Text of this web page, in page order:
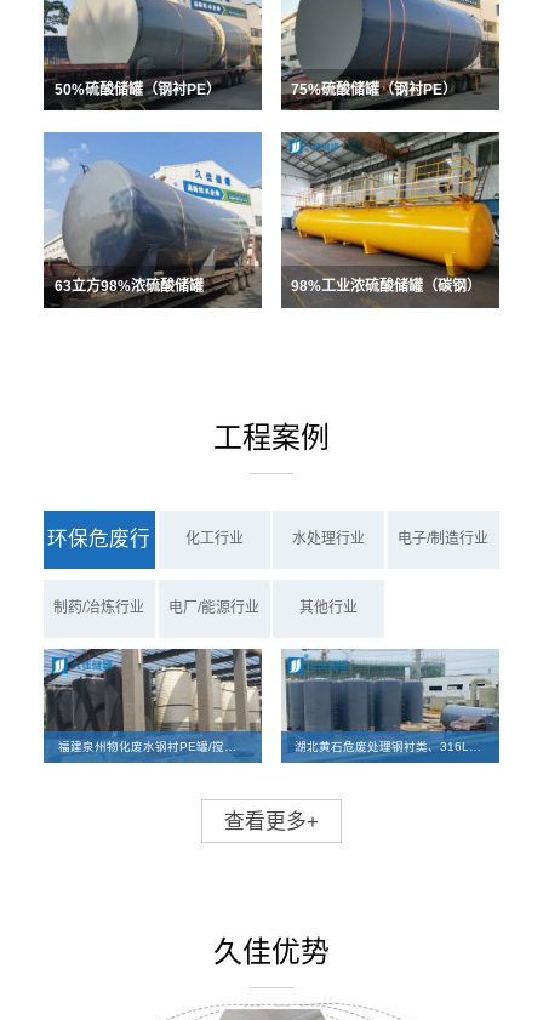
50%硫酸储罐（钢衬PE） 75%硫酸储罐（钢衬PE）
63立方98%浓硫酸储罐 98%工业浓硫酸储罐（碳钢）
工程案例
环保危废行
业
化工行业 水处理行业 电子/制造行业
制药/冶炼行业 电厂/能源行业 其他行业
福建泉州物化废水钢衬PE罐/搅拌罐、PE罐项目案例 湖北黄石危废处理钢衬类、316L碳钢储罐及反应釜离子交换柱设备项目
查看更多+
久佳优势